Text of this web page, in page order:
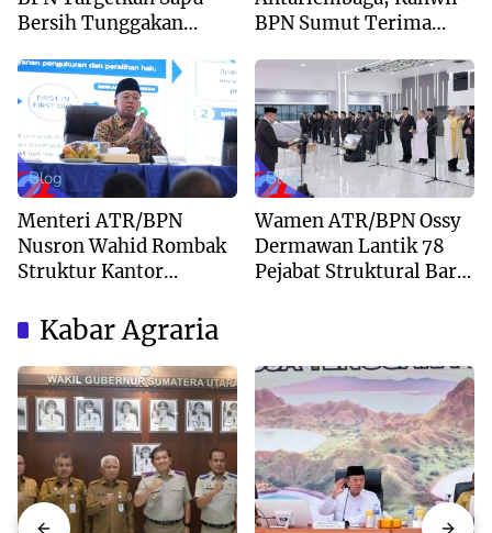
Bersih Tunggakan
Kepastian Waktu
Layanan
BPN Sumut Terima
Peninggalan
Blog
Menteri ATR/BPN
Nusron Wahid Rombak
Struktur Kantor
Pendekatan
Kewilayahan
Blog
Wamen ATR/BPN Ossy
Dermawan Lantik 78
Pejabat Struktural Baru
Kabar Agraria